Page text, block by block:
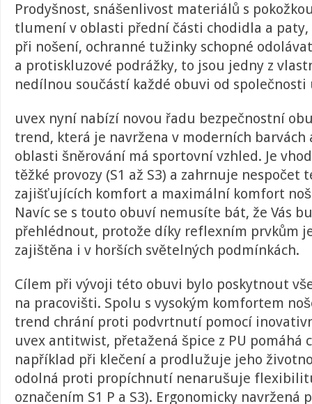
Prodyšnost, snášenlivost materiálů s
tlumení v oblasti přední části chodidla a
při nošení, ochranné tužinky schopné
a protiskluzové podrážky, to jsou jedny z
nedílnou součástí každé obuvi od společnosti
uvex nyní nabízí novou řadu bezpečnostní
trend, která je navržena v moderních
oblasti šněrování má sportovní vzhled. Je
těžké provozy (S1 až S3) a zahrnuje nespočet
zajišťujících komfort a maximální komfort
Navíc se s touto obuví nemusíte bát, že Vás
přehlédnout, protože díky reflexním prvkům
zajištěna i v horších světelných podmínkách.
Cílem při vývoji této obuvi bylo poskytnout
na pracovišti. Spolu s vysokým komfortem
trend chrání proti podvrtnutí pomocí
uvex antitwist, přetažená špice z PU pomáhá
například při klečení a prodlužuje jeho
odolná proti propíchnutí nenarušuje
označením S1 P a S3). Ergonomicky navržená